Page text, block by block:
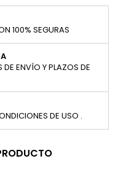
100% SEGURAS
ENVÍO Y PLAZOS DE
DE USO .